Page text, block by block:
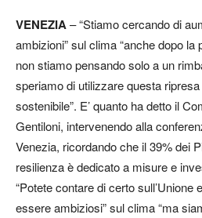
VENEZIA– “Stiamo cercando di
ambizioni” sul clima “anche dopo la
non stiamo pensando solo a un
speriamo di utilizzare questa
sostenibile”. E’ quanto ha detto il
Gentiloni, intervenendo alla
Venezia, ricordando che il 39% dei
resilienza è dedicato a misure e
“Potete contare di certo sull’Unione
essere ambiziosi” sul clima “ma